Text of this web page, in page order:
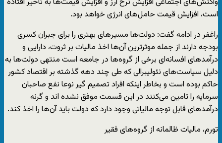
است، افزایش قیمت حامل‌های انرژی خواهد بود.
راغفر در ادامه گفت: دولت‌ها مسیر‌های بهتری را برای جبران کسری
بودجه دارند از جمله موثرترین آن‌ها اخذ مالیات بر ثروت، دارایی و
درآمد‌های افسانه‌ای برخی از گروه‌ها در جامعه است منتهی دولت‌ها به
دلیل سیاست‌های نئولیبرالی که طی چند دهه گذشته بر اقتصاد کشور
حاکم بوده است و بخاطر اینکه افراد تصمیم گیر نوعا نفع صاحبان
سرمایه را تامین می‌کنند در این قسمت موفق نشده اند و گرنه
درآمد‌های قابل توجه مالیاتی وجود دارد که دولت باید آن‌ها را اخذ کند.
تورم، مالیات ظالمانه از گروه‌های فقیر